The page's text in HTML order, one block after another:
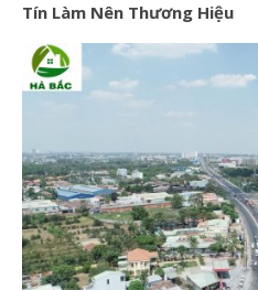
Tín Làm Nên Thương Hiệu